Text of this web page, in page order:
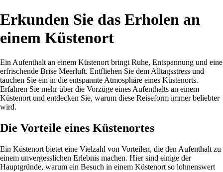
Erkunden Sie das Erholen an
einem Küstenort
Ein Aufenthalt an einem Küstenort bringt Ruhe, Entspannung und eine
erfrischende Brise Meerluft. Entfliehen Sie dem Alltagsstress und
tauchen Sie ein in die entspannte Atmosphäre eines Küstenorts.
Erfahren Sie mehr über die Vorzüge eines Aufenthalts an einem
Küstenort und entdecken Sie, warum diese Reiseform immer beliebter
wird.
Die Vorteile eines Küstenortes
Ein Küstenort bietet eine Vielzahl von Vorteilen, die den Aufenthalt zu
einem unvergesslichen Erlebnis machen. Hier sind einige der
Hauptgründe, warum ein Besuch in einem Küstenort so lohnenswert